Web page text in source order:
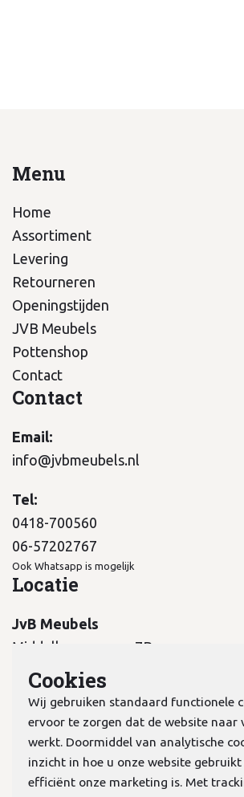
Menu
Home
Assortiment
Levering
Retourneren
Openingstijden
JVB Meubels
Pottenshop
Contact
Contact
Email:
info@jvbmeubels.nl
Tel:
0418-700560
06-57202767
Ook Whatsapp is mogelijk
Locatie
JvB Meubels
Middelkampseweg 7B
5311 PC Gameren
KvK:70978298
Cookies
Wij gebruiken standaard functionele
ervoor te zorgen dat de website naar
werkt. Doormiddel van analytische
inzicht in hoe u onze website gebruikt
efficiënt onze marketing is. Met